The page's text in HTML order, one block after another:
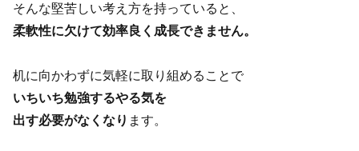
そんな堅苦しい考え方を持っていると、
柔軟性に欠けて効率良く成長できません。
机に向かわずに気軽に取り組めることで
いちいち勉強するやる気を
出す必要がなくなり ます。